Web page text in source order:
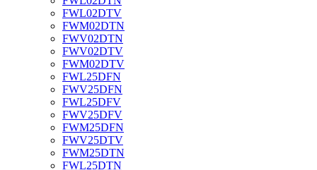
FWL02DTV
FWM02DTN
FWV02DTN
FWV02DTV
FWM02DTV
FWL25DFN
FWV25DFN
FWL25DFV
FWV25DFV
FWM25DFN
FWV25DTV
FWM25DTN
FWL25DTN